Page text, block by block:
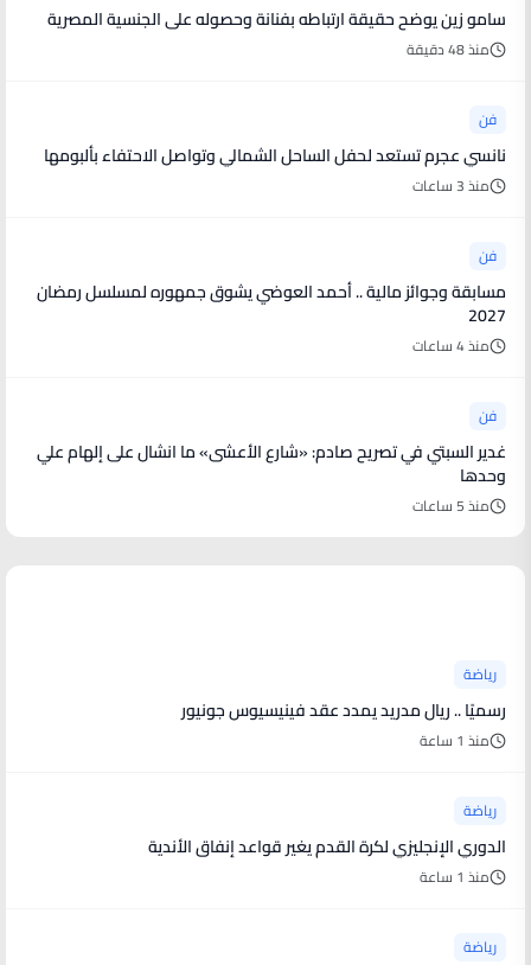
سامو زين يوضح حقيقة ارتباطه بفنانة وحصوله على الجنسية المصرية
منذ 48 دقيقة
فن
نانسي عجرم تستعد لحفل الساحل الشمالي وتواصل الاحتفاء بألبومها
منذ 3 ساعات
فن
مسابقة وجوائز مالية .. أحمد العوضي يشوق جمهوره لمسلسل رمضان
2027
منذ 4 ساعات
فن
غدير السبتي في تصريح صادم: «شارع الأعشى» ما انشال على إلهام علي
وحدها
منذ 5 ساعات
رياضة
رسميًا .. ريال مدريد يمدد عقد فينيسيوس جونيور
منذ 1 ساعة
رياضة
الدوري الإنجليزي لكرة القدم يغير قواعد إنفاق الأندية
منذ 1 ساعة
رياضة